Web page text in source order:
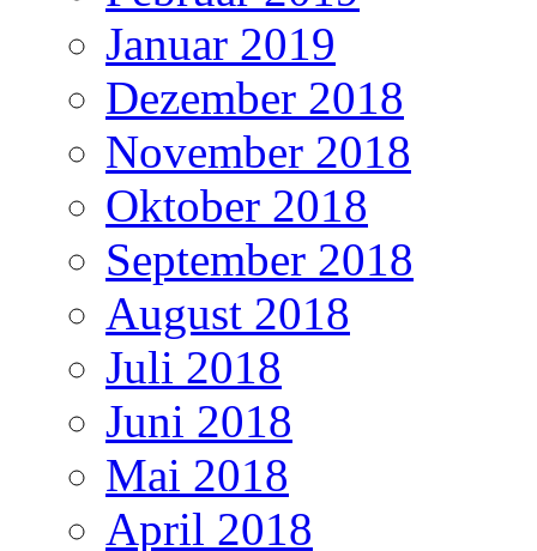
Januar 2019
Dezember 2018
November 2018
Oktober 2018
September 2018
August 2018
Juli 2018
Juni 2018
Mai 2018
April 2018